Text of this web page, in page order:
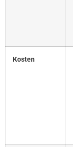
Kosten